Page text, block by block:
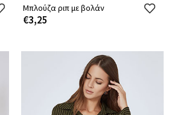
Μπλούζα ριπ με βολάν
€3,25